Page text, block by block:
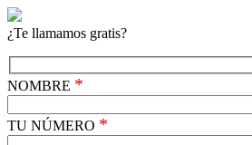
¿Te llamamos gratis?
NOMBRE *
TU NÚMERO *